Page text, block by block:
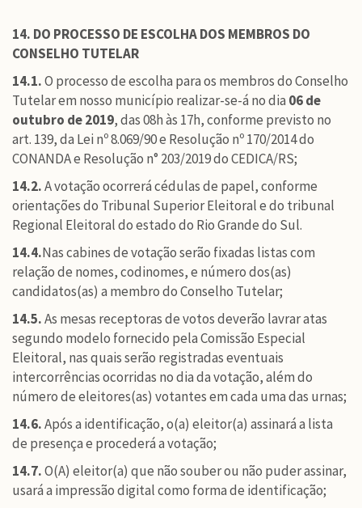
14. DO PROCESSO DE ESCOLHA DOS MEMBROS DO
CONSELHO TUTELAR
14.1.O processo de escolha para os membros do Conselho
Tutelar em nosso município realizar-se-á no dia 06 de
outubro de 2019, das 08h às 17h, conforme previsto no
art. 139, da Lei nº 8.069/90 e Resolução nº 170/2014 do
CONANDA e Resolução n° 203/2019 do CEDICA/RS;
14.2.A votação ocorrerá cédulas de papel, conforme
orientações do Tribunal Superior Eleitoral e do tribunal
Regional Eleitoral do estado do Rio Grande do Sul.
14.4.Nas cabines de votação serão fixadas listas com
relação de nomes, codinomes, e número dos(as)
candidatos(as) a membro do Conselho Tutelar;
14.5.As mesas receptoras de votos deverão lavrar atas
segundo modelo fornecido pela Comissão Especial
Eleitoral, nas quais serão registradas eventuais
intercorrências ocorridas no dia da votação, além do
número de eleitores(as) votantes em cada uma das urnas;
14.6.Após a identificação, o(a) eleitor(a) assinará a lista
de presença e procederá a votação;
14.7.O(A) eleitor(a) que não souber ou não puder assinar,
usará a impressão digital como forma de identificação;